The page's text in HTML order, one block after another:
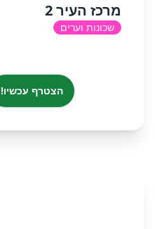
מרכז העיר 2
שכונות וערים
הצטרף עכשיו!